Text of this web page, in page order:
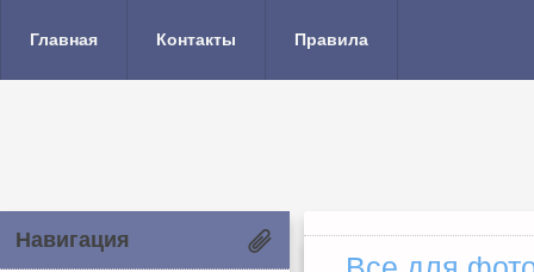
Главная Контакты Правила
Навигация